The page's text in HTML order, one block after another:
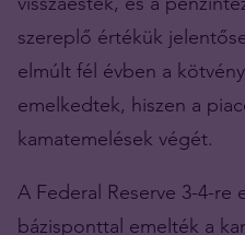
szereplő értékük
elmúlt fél évben a
emelkedtek, hiszen a
kamatemelések végét.
A Federal Reserve 3-4-re
bázisponttal emelték a